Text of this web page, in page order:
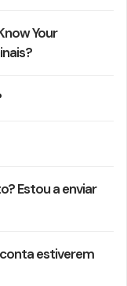
Your
Estou a enviar
estiverem